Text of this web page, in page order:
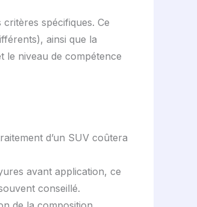
spécifiques. Ce
ainsi que la
le niveau de compétence
d’un SUV coûtera
avant application, ce
conseillé.